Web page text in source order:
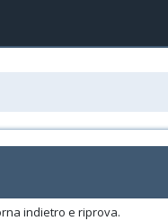
indietro e riprova.